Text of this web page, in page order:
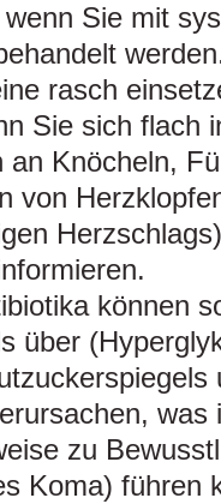
Sie mit
rasch
Sie sich flach
an Knöcheln,
von
können
über
was
zu
Koma) führen